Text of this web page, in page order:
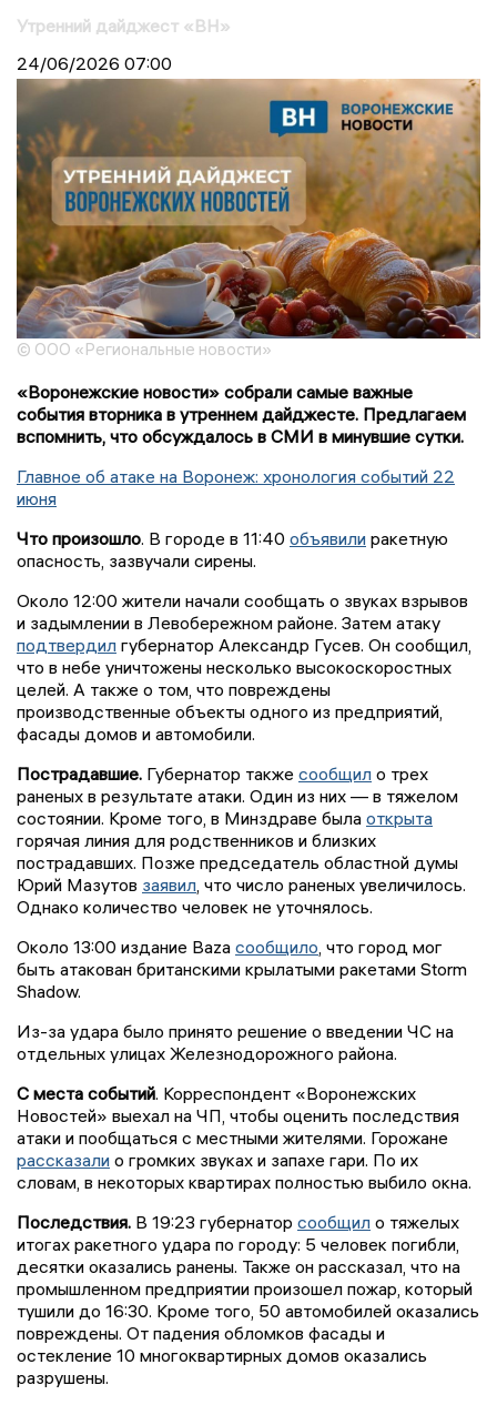
Утренний дайджест «ВН»
24/06/2026 07:00
© ООО «Региональные новости»
«Воронежские новости» собрали самые важные
события вторника в утреннем дайджесте. Предлагаем
вспомнить, что обсуждалось в СМИ в минувшие сутки.
Главное об атаке на Воронеж: хронология событий 22
июня
Что произошло. В городе в 11:40 объявили ракетную
опасность, зазвучали сирены.
Около 12:00 жители начали сообщать о звуках взрывов
и задымлении в Левобережном районе. Затем атаку
подтвердил губернатор Александр Гусев. Он сообщил,
что в небе уничтожены несколько высокоскоростных
целей. А также о том, что повреждены
производственные объекты одного из предприятий,
фасады домов и автомобили.
Пострадавшие. Губернатор также сообщил о трех
раненых в результате атаки. Один из них — в тяжелом
состоянии. Кроме того, в Минздраве была открыта
горячая линия для родственников и близких
пострадавших. Позже председатель областной думы
Юрий Мазутов заявил, что число раненых увеличилось.
Однако количество человек не уточнялось.
Около 13:00 издание Baza сообщило, что город мог
быть атакован британскими крылатыми ракетами Storm
Shadow.
Из-за удара было принято решение о введении ЧС на
отдельных улицах Железнодорожного района.
С места событий. Корреспондент «Воронежских
Новостей» выехал на ЧП, чтобы оценить последствия
атаки и пообщаться с местными жителями. Горожане
рассказали о громких звуках и запахе гари. По их
словам, в некоторых квартирах полностью выбило окна.
Последствия. В 19:23 губернатор сообщил о тяжелых
итогах ракетного удара по городу: 5 человек погибли,
десятки оказались ранены. Также он рассказал, что на
промышленном предприятии произошел пожар, который
тушили до 16:30. Кроме того, 50 автомобилей оказались
повреждены. От падения обломков фасады и
остекление 10 многоквартирных домов оказались
разрушены.